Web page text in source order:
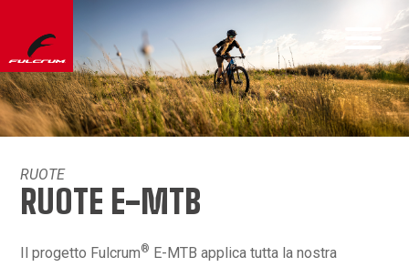
RUOTE
RUOTE E-MTB
Il progetto Fulcrum® E-MTB applica tutta la nostra